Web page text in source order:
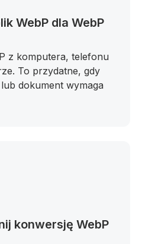
WebP dla WebP
z komputera, telefonu
To przydatne, gdy
dokument wymaga
konwersję WebP